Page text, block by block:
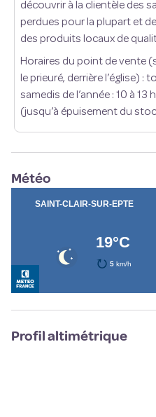
découvrir à la clientèle des
perdues pour la plupart et
des produits locaux de
Horaires du point de vente
le prieuré, derrière l’église) :
samedis de l’année : 10 à 13
(jusqu’à épuisement du
Météo
Profil altimétrique